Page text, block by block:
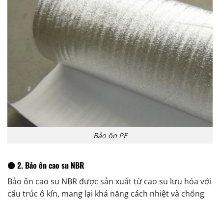
Bảo ôn PE
⚫ 2. Bảo ôn cao su NBR
Bảo ôn cao su NBR được sản xuất từ cao su lưu hóa với
cấu trúc ô kín, mang lại khả năng cách nhiệt và chống